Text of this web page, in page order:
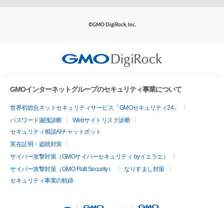
©GMO DigiRock, Inc.
GMOインターネットグループのセキュリティ事業について
世界初総合ネットセキュリティサービス「GMOセキュリティ24」
パスワード漏洩診断
Webサイトリスク診断
セキュリティ相談AIチャットボット
実在証明・盗聴対策
サイバー攻撃対策（GMOサイバーセキュリティ byイエラエ）
サイバー攻撃対策（GMO Flatt Security）
なりすまし対策
セキュリティ事業の軌跡